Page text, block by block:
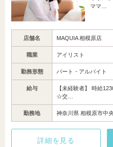
ママ…
店舗名 MAQUIA 相模原店
職業 アイリスト
勤務形態 パート・アルバイト
給与
【未経験者】 時給
☆交…
勤務地 神奈川県 相模原市中
詳細を見る